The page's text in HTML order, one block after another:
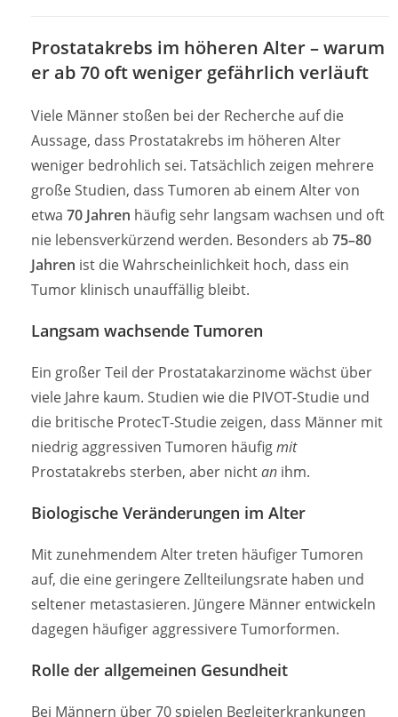
Prostatakrebs im höheren Alter – warum
er ab 70 oft weniger gefährlich verläuft
Viele Männer stoßen bei der Recherche auf die
Aussage, dass Prostatakrebs im höheren Alter
weniger bedrohlich sei. Tatsächlich zeigen mehrere
große Studien, dass Tumoren ab einem Alter von
etwa 70 Jahren häufig sehr langsam wachsen und oft
nie lebensverkürzend werden. Besonders ab 75–80
Jahren ist die Wahrscheinlichkeit hoch, dass ein
Tumor klinisch unauffällig bleibt.
Langsam wachsende Tumoren
Ein großer Teil der Prostatakarzinome wächst über
viele Jahre kaum. Studien wie die PIVOT-Studie und
die britische ProtecT-Studie zeigen, dass Männer mit
niedrig aggressiven Tumoren häufigmit
Prostatakrebs sterben, aber nichtan ihm.
Biologische Veränderungen im Alter
Mit zunehmendem Alter treten häufiger Tumoren
auf, die eine geringere Zellteilungsrate haben und
seltener metastasieren. Jüngere Männer entwickeln
dagegen häufiger aggressivere Tumorformen.
Rolle der allgemeinen Gesundheit
Bei Männern über 70 spielen Begleiterkrankungen